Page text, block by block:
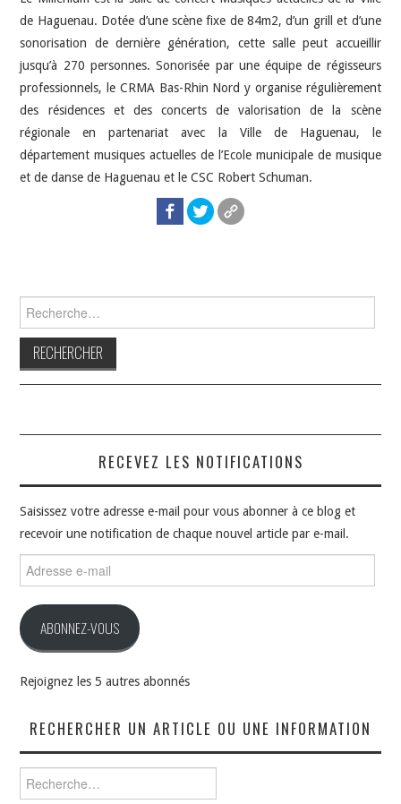
de Haguenau. Dotée d’une scène fixe de 84m2, d’un grill et d’une
sonorisation de dernière génération, cette salle peut accueillir
jusqu’à 270 personnes. Sonorisée par une équipe de régisseurs
professionnels, le CRMA Bas-Rhin Nord y organise régulièrement
des résidences et des concerts de valorisation de la scène
régionale en partenariat avec la Ville de Haguenau, le
département musiques actuelles de l’Ecole municipale de musique
et de danse de Haguenau et le CSC Robert Schuman.
RECEVEZ LES NOTIFICATIONS
Saisissez votre adresse e-mail pour vous abonner à ce blog et
recevoir une notification de chaque nouvel article par e-mail.
e-
ABONNEZ-VOUS
Rejoignez les 5 autres abonnés
RECHERCHER UN ARTICLE OU UNE INFORMATION